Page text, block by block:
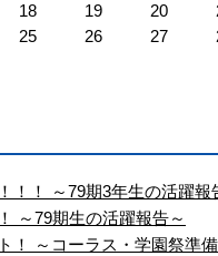
18 19 20
25 26 27
！！ ～79期3年生の活躍報
～79期生の活躍報告～
！ ～コーラス・学園祭準備